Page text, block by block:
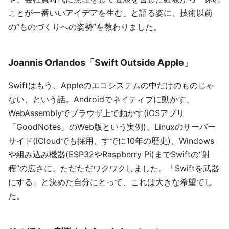
ことが一番いいアイデアを生む」と語る姿に、技術以前
の“ものづくりへの姿勢”を教わりました。
Joannis Orlandos「Swift Outside Apple」
Swiftはもう、Appleのエコシステムの中だけのものじゃ
ない、という話。Androidでネイティブに動かす、
WebAssemblyでブラウザ上で動かす(iOSアプリ
「GoodNotes」のWeb版という実例)、Linuxのサーバー
サイド(iCloudでも採用、すでに10年の歴史)、Windows
や組み込み機器(ESP32やRaspberry Pi)までSwiftの“射
程”の広さに、ただただワクワクしました。「Swiftを武器
にする」と決めた自分にとって、これは大きな希望でし
た。